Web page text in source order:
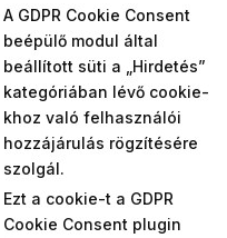
A GDPR Cookie Consent
beépülő modul által
beállított süti a „Hirdetés”
kategóriában lévő cookie-
khoz való felhasználói
hozzájárulás rögzítésére
szolgál.
Ezt a cookie-t a GDPR
Cookie Consent plugin